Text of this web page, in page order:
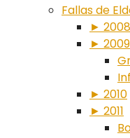
Fallas de
► 2008
► 2009
► 2010
► 2011